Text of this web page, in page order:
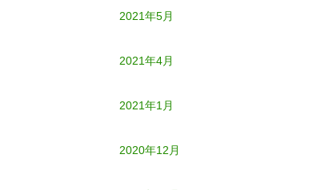
2021年5月
2021年4月
2021年1月
2020年12月